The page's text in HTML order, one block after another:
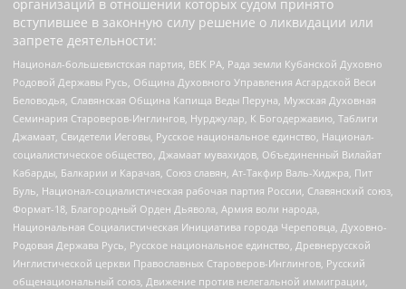
организаций в отношении которых судом принято
вступившее в законную силу решение о ликвидации или
запрете деятельности:
Национал-большевистская партия, ВЕК РА, Рада земли Кубанской Духовно
Родовой Державы Русь, Община Духовного Управления Асгардской Веси
Беловодья, Славянская Община Капища Веды Перуна, Мужская Духовная
Семинария Староверов-Инглингов, Нурджулар, К Богодержавию, Таблиги
Джамаат, Свидетели Иеговы, Русское национальное единство, Национал-
социалистическое общество, Джамаат мувахидов, Объединенный Вилайат
Кабарды, Балкарии и Карачая, Союз славян, Ат-Такфир Валь-Хиджра, Пит
Буль, Национал-социалистическая рабочая партия России, Славянский союз,
Формат-18, Благородный Орден Дьявола, Армия воли народа,
Национальная Социалистическая Инициатива города Череповца, Духовно-
Родовая Держава Русь, Русское национальное единство, Древнерусской
Инглистической церкви Православных Староверов-Инглингов, Русский
общенациональный союз, Движение против нелегальной иммиграции,